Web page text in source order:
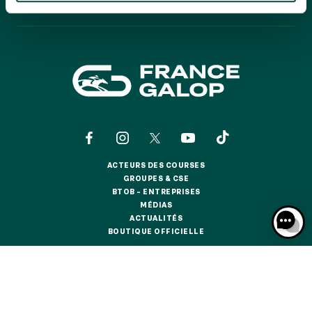
LA GARDEN PARTY - CYGAMES GRAND PRIX DE PARIS -
LA GARDEN PARTY - CYGAMES GRAND PRIX DE PARIS -
OFFRES, PASS & ABONNEMENTS
ABONNEMENTS ANNUELS
ABONNEMENTS ANNUELS
CALENDRIER
CALENDRIER
ACTEURS DES COURSES
ACTEURS DES COURSES
GROUPES & CSE
GROUPES & CSE
BTOB – ENTREPRISES
BTOB – ENTREPRISES
MÉDIAS
MÉDIAS
ACTUALITÉS
ACTUALITÉS
BOUTIQUE OFFICIELLE